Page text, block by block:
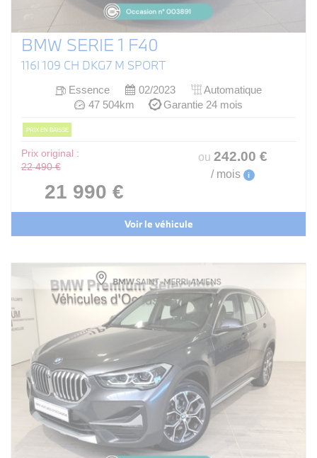
BMW SERIE 1 F40
116I 109 CH DKG7 M SPORT
Essence 02/2023
Automatique
47 504km
Garantie 24 mois
PRIX EN BAISSE
Prix original :
22 490 €
21 990 €
ou 242.00 €
/ mois i
Voir le véhicule